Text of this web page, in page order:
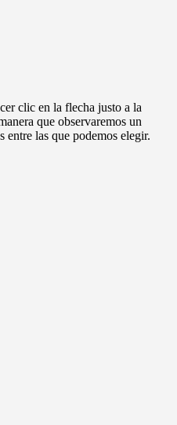
clic en la flecha justo a la
que observaremos un
entre las que podemos elegir.